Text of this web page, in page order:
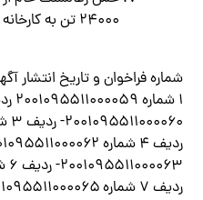
۲۴۰۰۰ تن به کارخانه زغالشوئی زرند
شماره فراخوان و تاريخ انتشار
ردیف ۷ شماره ۲۰۰۱۰۹۵۵۱۱۰۰۰۰۶۵ مورخ ۲۸/۰۹/۱۴۰۱